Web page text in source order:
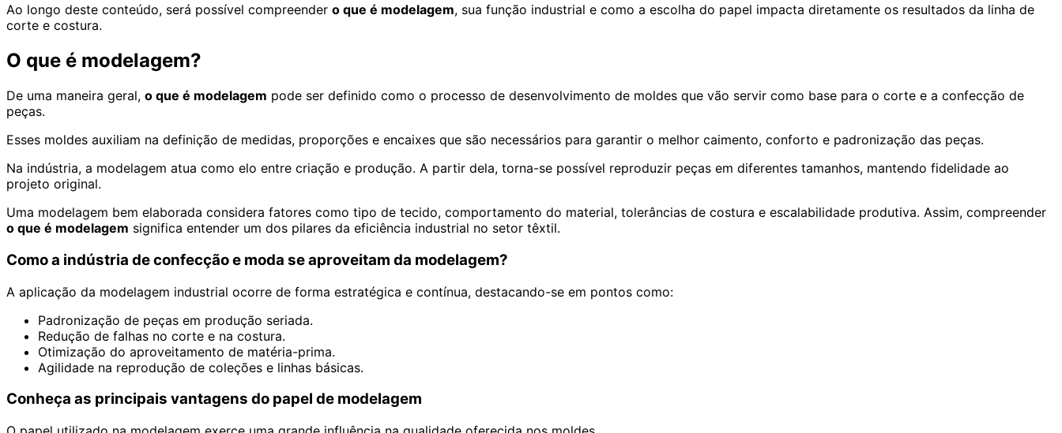
Ao longo deste conteúdo, será possível compreender o que é modelagem, sua função industrial e como a escolha do papel impacta diretamente os resultados da linha de
corte e costura.
O que é modelagem?
De uma maneira geral, o que é modelagem pode ser definido como o processo de desenvolvimento de moldes que vão servir como base para o corte e a confecção de
peças.
Esses moldes auxiliam na definição de medidas, proporções e encaixes que são necessários para garantir o melhor caimento, conforto e padronização das peças.
Na indústria, a modelagem atua como elo entre criação e produção. A partir dela, torna-se possível reproduzir peças em diferentes tamanhos, mantendo fidelidade ao
projeto original.
Uma modelagem bem elaborada considera fatores como tipo de tecido, comportamento do material, tolerâncias de costura e escalabilidade produtiva. Assim, compreender
o que é modelagem significa entender um dos pilares da eficiência industrial no setor têxtil.
Como a indústria de confecção e moda se aproveitam da modelagem?
A aplicação da modelagem industrial ocorre de forma estratégica e contínua, destacando-se em pontos como:
Padronização de peças em produção seriada.
Redução de falhas no corte e na costura.
Otimização do aproveitamento de matéria-prima.
Agilidade na reprodução de coleções e linhas básicas.
Conheça as principais vantagens do papel de modelagem